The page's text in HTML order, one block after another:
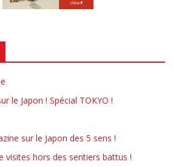
le Japon ! Spécial TOKYO !
sur le Japon des 5 sens !
visites hors des sentiers battus !